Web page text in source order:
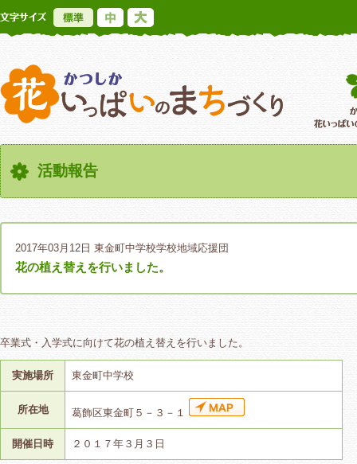
標準
かつしか花い
活動報告
2017年03月12日 東金町中学校学校地域応援団
花の植え替えを行いました。
卒業式・入学式に向けて花の植え替えを行いました。
実施場所 東金町中学校
所在地 葛飾区東金町５－３－１
開催日時 ２０１７年３月３日